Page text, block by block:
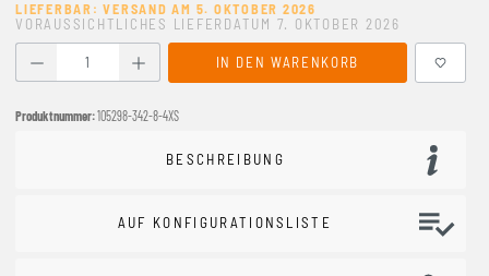
LIEFERBAR: VERSAND AM 5. OKTOBER 2026
VORAUSSICHTLICHES LIEFERDATUM 7. OKTOBER 2026
Produkt Anzahl: Gib den gewünschten Wert ein oder
IN DEN WARENKORB
Produktnummer:105298-342-8-4XS
BESCHREIBUNG
AUF KONFIGURATIONSLISTE